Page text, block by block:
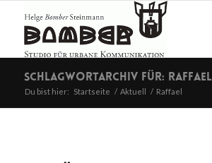
Schlagwortarchiv für: Raffael
Du bist hier: Startseite / Aktuell / Raffael